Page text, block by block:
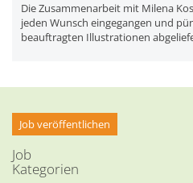
Die Zusammenarbeit mit Milena
jeden Wunsch eingegangen und
beauftragten Illustrationen
Job veröffentlichen
Job
Kategorien